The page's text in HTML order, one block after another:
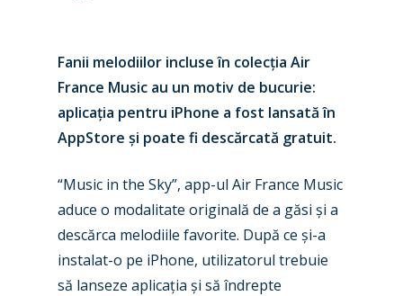
Fanii melodiilor incluse în colecția Air
France Music au un motiv de bucurie:
aplicația pentru iPhone a fost lansată în
AppStore și poate fi descărcată gratuit.
“Music in the Sky”, app-ul Air France Music
aduce o modalitate originală de a găsi și a
descărca melodiile favorite. După ce și-a
instalat-o pe iPhone, utilizatorul trebuie
să lanseze aplicația și să îndrepte